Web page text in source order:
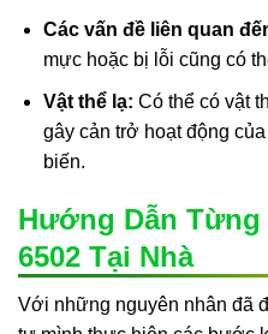
Các vấn đề liên quan
mực hoặc bị lỗi cũng có
Vật thể lạ: Có thể có vật
gây cản trở hoạt động
biến.
Hướng Dẫn
6502 Tại Nhà
Với những nguyên nhân đã